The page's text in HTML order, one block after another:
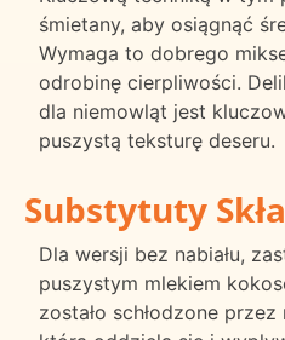
śmietany, aby osiągnąć
Wymaga to dobrego
odrobinę cierpliwości.
dla niemowląt jest
puszystą teksturę deseru.
Substytuty
Dla wersji bez nabiału,
puszystym mlekiem
zostało schłodzone